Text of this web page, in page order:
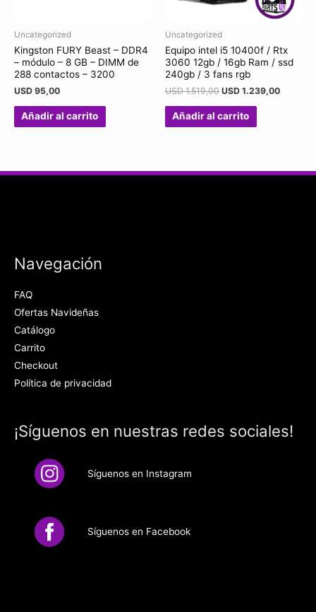
Uncategorized
Kingston FURY Beast – DDR4
– módulo – 8 GB – DIMM de
288 contactos – 3200
USD 95,00
Añadir al carrito
Uncategorized
Equipo intel i5 10400f / Rtx
3060 12gb / 16gb Ram / ssd
240gb / 3 fans rgb
USD1.519,00 USD 1.239,00
Añadir al carrito
Navegación
FAQ
Ofertas Navideñas
Catálogo
Carrito
Checkout
Política de privacidad
¡Síguenos en nuestras redes sociales!
Síguenos en Instagram
Síguenos en Facebook